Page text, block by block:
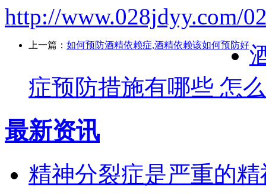
http://www.028jdyy.com/
上一篇： 如何预防酒精依赖症,酒精依赖该如何预防好
症预防措施有哪些 怎
最新资讯
精神分裂症是严重的